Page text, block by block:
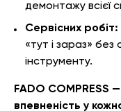
демонтажу всієї
Сервісних робіт:
«тут і зараз» без
інструменту.
FADO COMPRESS
впевненість у